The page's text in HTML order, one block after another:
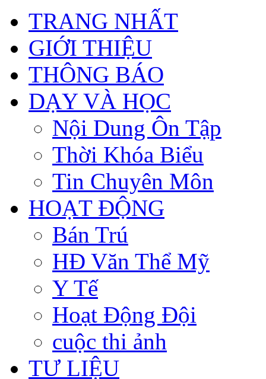
TRANG NHẤT
GIỚI THIỆU
THÔNG BÁO
DẠY VÀ HỌC
Nội Dung Ôn Tập
Thời Khóa Biểu
Tin Chuyên Môn
HOẠT ĐỘNG
Bán Trú
HĐ Văn Thể Mỹ
Y Tế
Hoạt Động Đội
cuộc thi ảnh
TƯ LIỆU